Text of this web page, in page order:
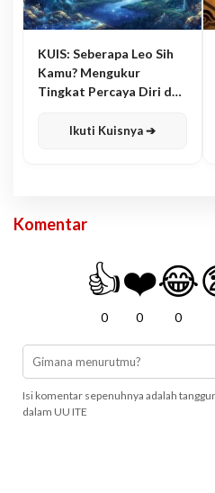
KUIS: Seberapa Leo Sih
Kamu? Mengukur
Tingkat Percaya Diri dan
Ikuti Kuisnya ➔
Komentar
👍
0
❤️
0
😂
0
Isi komentar sepenuhnya adalah
dalam UU ITE